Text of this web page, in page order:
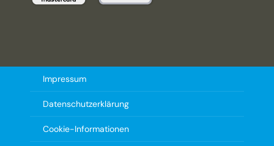
Impressum
Datenschutzerklärung
Cookie-Informationen